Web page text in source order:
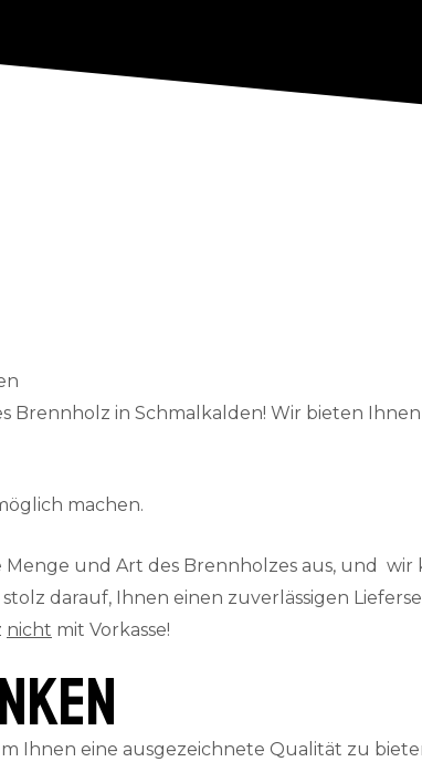
in Schmalkalden! Wir bieten
machen.
und Art des Brennholzes aus, und
darauf, Ihnen einen zuverlässigen
nicht mit Vorkasse!
Ihnen eine ausgezeichnete Qualität zu